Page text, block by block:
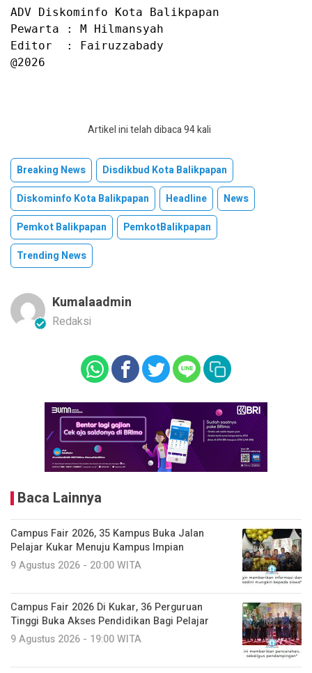
ADV Diskominfo Kota Balikpapan
Pewarta : M Hilmansyah
Editor  : Fairuzzabady
@2026
Artikel ini telah dibaca 94 kali
Breaking News
Disdikbud Kota Balikpapan
Diskominfo Kota Balikpapan
Headline
News
Pemkot Balikpapan
PemkotBalikpapan
Trending News
Kumalaadmin
Redaksi
Baca Lainnya
Campus Fair 2026, 35 Kampus Buka Jalan
Pelajar Kukar Menuju Kampus Impian
9 Agustus 2026 - 20:00 WITA
Campus Fair 2026 Di Kukar, 36 Perguruan
Tinggi Buka Akses Pendidikan Bagi Pelajar
9 Agustus 2026 - 19:00 WITA